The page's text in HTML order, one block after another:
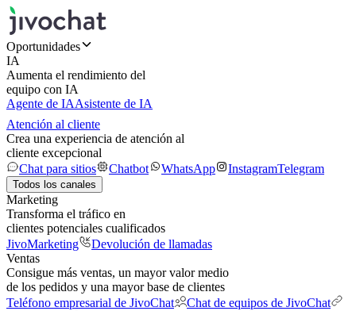
Oportunidades
IA
Aumenta el rendimiento del
equipo con IA
Agente de IAAsistente de IA
Atención al cliente
Crea una experiencia de atención al
cliente excepcional
Chat para sitios
Chatbot WhatsApp InstagramTelegram
Todos los canales
Marketing
Transforma el tráfico en
clientes potenciales cualificados
JivoMarketing
Devolución de llamadas
Ventas
Consigue más ventas, un mayor valor medio
de los pedidos y una mayor base de clientes
Teléfono empresarial de JivoChat
Chat de equipos de JivoChat